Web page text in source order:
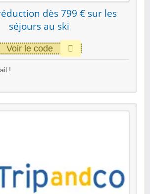
dès 799 € sur les
séjours au ski
Voir le code
!